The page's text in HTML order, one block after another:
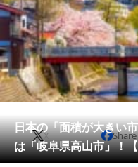
エンタメ
グルメ
住まい
動物
会員記事
メディア
日本の「面積が大きい
は「岐阜県高山市」！
X Share